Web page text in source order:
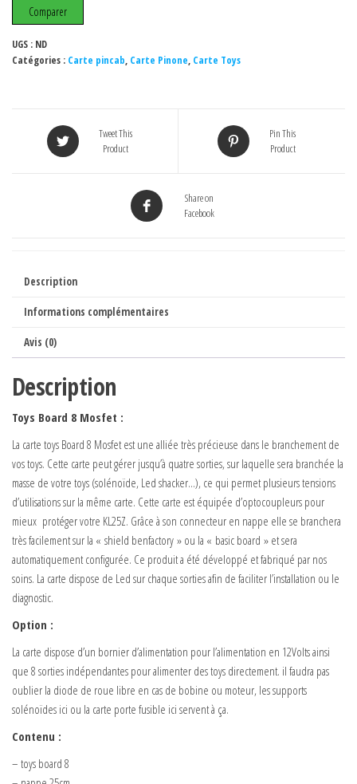
8
Mosfet.
Comparer
UGS : ND
Catégories : Carte pincab, Carte Pinone, Carte Toys
Tweet This
Product
Pin This
Product
Share on
Facebook
Description
Informations complémentaires
Avis (0)
Description
Toys Board 8 Mosfet :
La carte toys Board 8 Mosfet est une alliée très précieuse dans le branchement de
vos toys. Cette carte peut gérer jusqu’à quatre sorties, sur laquelle sera branchée la
masse de votre toys (solénoïde, Led shacker…), ce qui permet plusieurs tensions
d’utilisations sur la même carte. Cette carte est équipée d’optocoupleurs pour
mieux protéger votre KL25Z. Grâce à son connecteur en nappe elle se branchera
très facilement sur la « shield benfactory » ou la « basic board » et sera
automatiquement configurée. Ce produit a été développé et fabriqué par nos
soins. La carte dispose de Led sur chaque sorties afin de faciliter l’installation ou le
diagnostic.
Option :
La carte dispose d’un bornier d’alimentation pour l’alimentation en 12Volts ainsi
que 8 sorties indépendantes pour alimenter des toys directement. il faudra pas
oublier la diode de roue libre en cas de bobine ou moteur, les supports
solénoïdes ici ou la carte porte fusible ici servent à ça.
Contenu :
– toys board 8